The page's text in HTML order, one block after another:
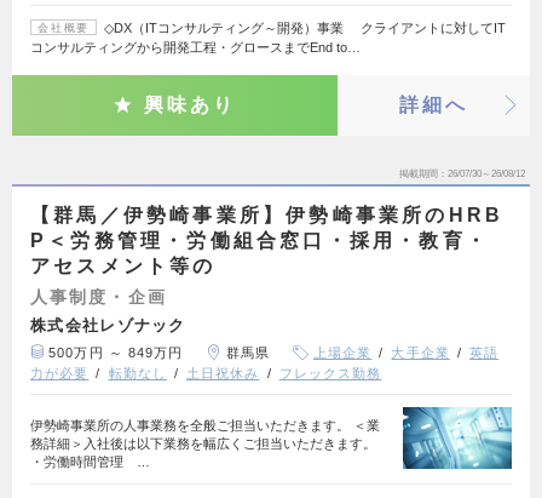
会社概要
◇DX（ITコンサルティング～開発）事業 クライアントに対してIT
コンサルティングから開発工程・グロースまでEnd to…
興味あり 詳細へ
掲載期間 26/07/30～26/08/12
【群馬／伊勢崎事業所】伊勢崎事業所のHRB
P＜労務管理・労働組合窓口・採用・教育・
アセスメント等の
人事制度・企画
株式会社レゾナック
500万円 ～ 849万円 群馬県 上場企業 大手企業
英語
力が必要
転勤なし 土日祝休み フレックス勤務
伊勢崎事業所の人事業務を全般ご担当いただきます。 ＜業
務詳細＞入社後は以下業務を幅広くご担当いただきます。
・労働時間管理 …